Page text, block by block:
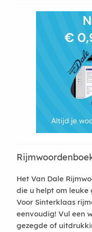
Het Van Dale
die u helpt om leuke
Voor Sinterklaas
eenvoudig! Vul een
gezegde of